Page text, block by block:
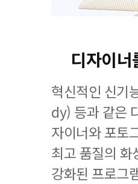
디자이
혁신적인 신기
dy) 등과 같은
자이너와 포토
최고 품질의 화
강화된 프로그